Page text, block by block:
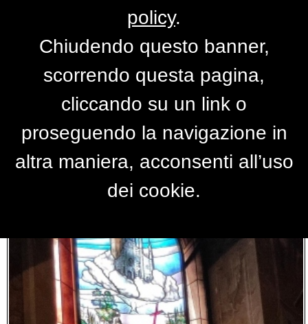
Foto uomo
policy.
Chiudendo questo banner,
scorrendo questa pagina,
cliccando su un link o
proseguendo la navigazione in
altra maniera, acconsenti all’uso
dei cookie.